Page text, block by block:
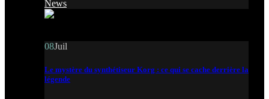
News
08Juil
Le mystère du synthétiseur Korg : ce qui se cache derrière la
légende